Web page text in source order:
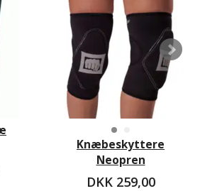
Knæbeskyttere
Neopren
DKK 259,00